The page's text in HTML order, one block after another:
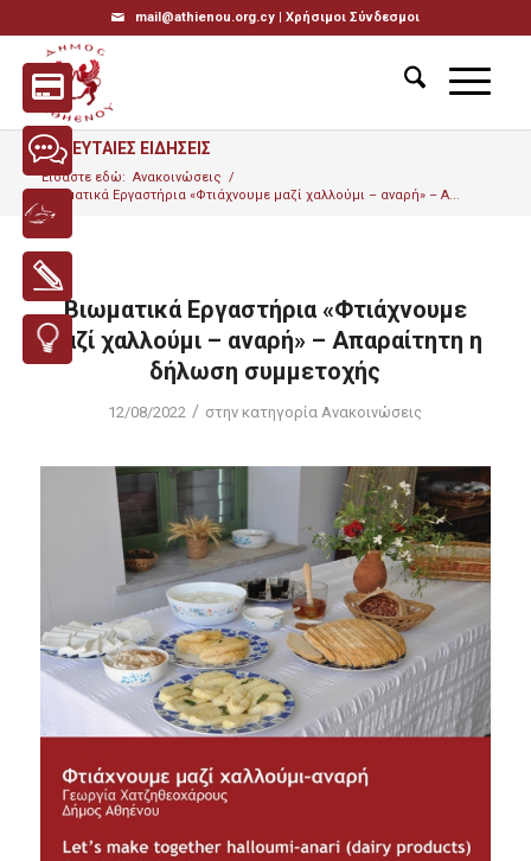
mail@athienou.org.cy | Χρήσιμοι Σύνδεσμοι
ΤΕΛΕΥΤΑΙΕΣ ΕΙΔΗΣΕΙΣ
Είσαστε εδώ: Ανακοινώσεις /
Βιωματικά Εργαστήρια «Φτιάχνουμε μαζί χαλλούμι – αναρή» – Α...
Βιωματικά Εργαστήρια «Φτιάχνουμε
μαζί χαλλούμι – αναρή» – Απαραίτητη η
δήλωση συμμετοχής
12/08/2022 / στην κατηγορίαΑνακοινώσεις